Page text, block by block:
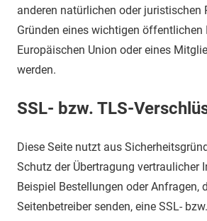
anderen natürlichen oder juristischen
Gründen eines wichtigen öffentlichen
Europäischen Union oder eines
werden.
SSL- bzw. TLS-
Diese Seite nutzt aus
Schutz der Übertragung vertraulicher
Beispiel Bestellungen oder Anfragen,
Seitenbetreiber senden, eine SSL-